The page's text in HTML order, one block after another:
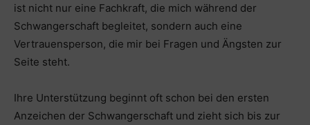
ist nicht nur eine Fachkraft, die mich während der
Schwangerschaft begleitet, sondern auch eine
Vertrauensperson, die mir bei Fragen und Ängsten zur
Seite steht.
Ihre Unterstützung beginnt oft schon bei den ersten
Anzeichen der Schwangerschaft und zieht sich bis zur